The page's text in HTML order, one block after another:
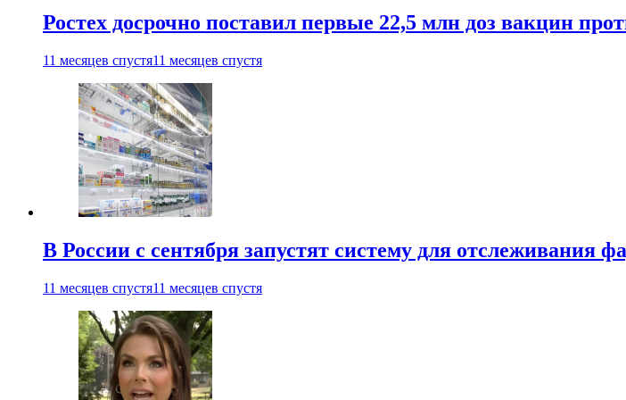
Ростех досрочно поставил первые 22,5 млн доз вакцин
11 месяцев спустя11 месяцев спустя
В России с сентября запустят систему для отслеживания
11 месяцев спустя11 месяцев спустя